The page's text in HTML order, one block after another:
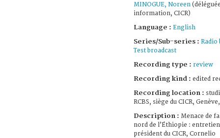
MINOGUE, Noreen
information, CICR)
Language : English
Series/Sub-series : Radio
Test broadcast
Recording type : review
Recording kind : edited
Recording location :
RCBS, siège du CICR,
Description : Menace de
nord de l’Éthiopie :
président du CICR, Cornelio